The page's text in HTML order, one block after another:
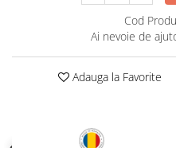
Cod
Ai nevoie de
Adauga la Favorite